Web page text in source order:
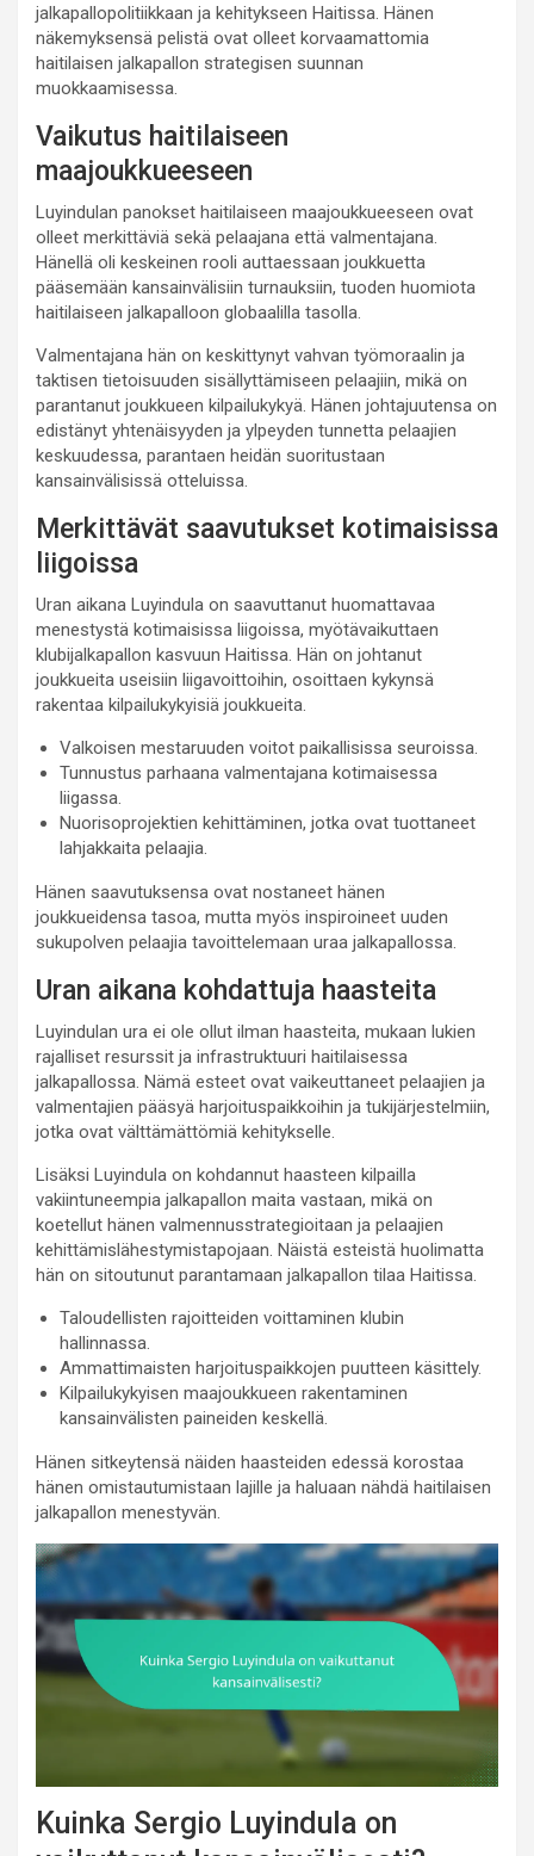
jalkapallopolitiikkaan ja kehitykseen Haitissa. Hänen
näkemyksensä pelistä ovat olleet korvaamattomia
haitilaisen jalkapallon strategisen suunnan
muokkaamisessa.
Vaikutus haitilaiseen
maajoukkueeseen
Luyindulan panokset haitilaiseen maajoukkueeseen ovat
olleet merkittäviä sekä pelaajana että valmentajana.
Hänellä oli keskeinen rooli auttaessaan joukkuetta
pääsemään kansainvälisiin turnauksiin, tuoden huomiota
haitilaiseen jalkapalloon globaalilla tasolla.
Valmentajana hän on keskittynyt vahvan työmoraalin ja
taktisen tietoisuuden sisällyttämiseen pelaajiin, mikä on
parantanut joukkueen kilpailukykyä. Hänen johtajuutensa on
edistänyt yhtenäisyyden ja ylpeyden tunnetta pelaajien
keskuudessa, parantaen heidän suoritustaan
kansainvälisissä otteluissa.
Merkittävät saavutukset kotimaisissa
liigoissa
Uran aikana Luyindula on saavuttanut huomattavaa
menestystä kotimaisissa liigoissa, myötävaikuttaen
klubijalkapallon kasvuun Haitissa. Hän on johtanut
joukkueita useisiin liigavoittoihin, osoittaen kykynsä
rakentaa kilpailukykyisiä joukkueita.
Valkoisen mestaruuden voitot paikallisissa seuroissa.
Tunnustus parhaana valmentajana kotimaisessa
liigassa.
Nuorisoprojektien kehittäminen, jotka ovat tuottaneet
lahjakkaita pelaajia.
Hänen saavutuksensa ovat nostaneet hänen
joukkueidensa tasoa, mutta myös inspiroineet uuden
sukupolven pelaajia tavoittelemaan uraa jalkapallossa.
Uran aikana kohdattuja haasteita
Luyindulan ura ei ole ollut ilman haasteita, mukaan lukien
rajalliset resurssit ja infrastruktuuri haitilaisessa
jalkapallossa. Nämä esteet ovat vaikeuttaneet pelaajien ja
valmentajien pääsyä harjoituspaikkoihin ja tukijärjestelmiin,
jotka ovat välttämättömiä kehitykselle.
Lisäksi Luyindula on kohdannut haasteen kilpailla
vakiintuneempia jalkapallon maita vastaan, mikä on
koetellut hänen valmennusstrategioitaan ja pelaajien
kehittämislähestymistapojaan. Näistä esteistä huolimatta
hän on sitoutunut parantamaan jalkapallon tilaa Haitissa.
Taloudellisten rajoitteiden voittaminen klubin
hallinnassa.
Ammattimaisten harjoituspaikkojen puutteen käsittely.
Kilpailukykyisen maajoukkueen rakentaminen
kansainvälisten paineiden keskellä.
Hänen sitkeytensä näiden haasteiden edessä korostaa
hänen omistautumistaan lajille ja haluaan nähdä haitilaisen
jalkapallon menestyvän.
Kuinka Sergio Luyindula on